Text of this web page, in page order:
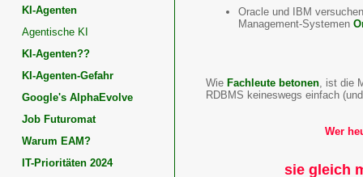
KI-Agenten
Agentische KI
KI-Agenten??
KI-Agenten-Gefahr
Google's AlphaEvolve
Job Futuromat
Warum EAM?
IT-Prioritäten 2024
Oracle und IBM
Management-Systemen
Wie Fachleute betonen , ist die
RDBMS keineswegs einfach
Wer
sie gleich